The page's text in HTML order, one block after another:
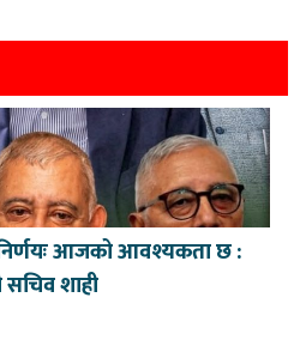
आजको आवश्यकता छ :
सचिव शाही